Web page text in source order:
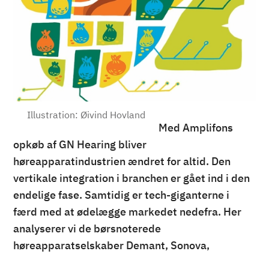
Illustration: Øivind Hovland
Med Amplifons
opkøb af GN Hearing bliver
høreapparatindustrien ændret for altid. Den
vertikale integration i branchen er gået ind i den
endelige fase. Samtidig er tech-giganterne i
færd med at ødelægge markedet nedefra. Her
analyserer vi de børsnoterede
høreapparatselskaber Demant, Sonova,